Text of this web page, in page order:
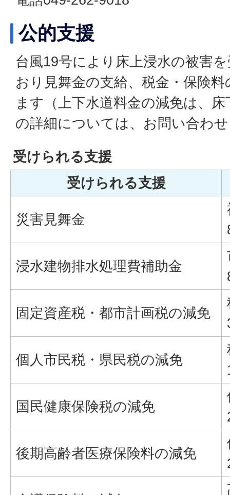
公的支援
台風19号により床上浸水の被害
おり見舞金の支給、税金・保険
ます（上下水道料金の減免は、
の詳細については、お問い合わ
受けられる支援
受けられる支援
災害見舞金
浸水建物排水処理費補助金
固定資産税・都市計画税の減免
個人市民税・県民税の減免
国民健康保険税の減免
後期高齢者医療保険料の減免